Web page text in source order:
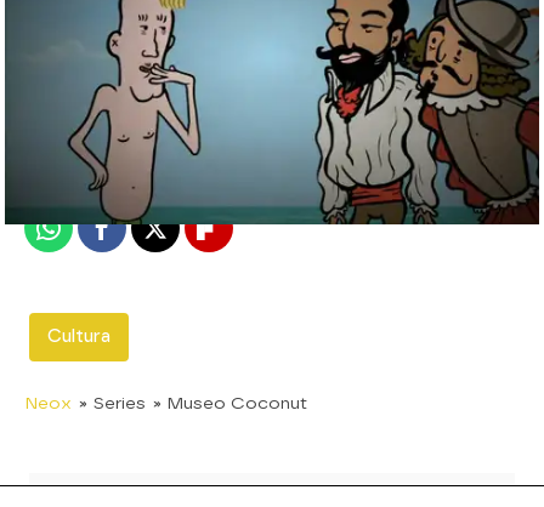
Madrid
Publicado: 06 de noviembre de 2011, 23:08
WhatsappFacebook
X Flipboard
Cultura
Neox » Series » Museo Coconut